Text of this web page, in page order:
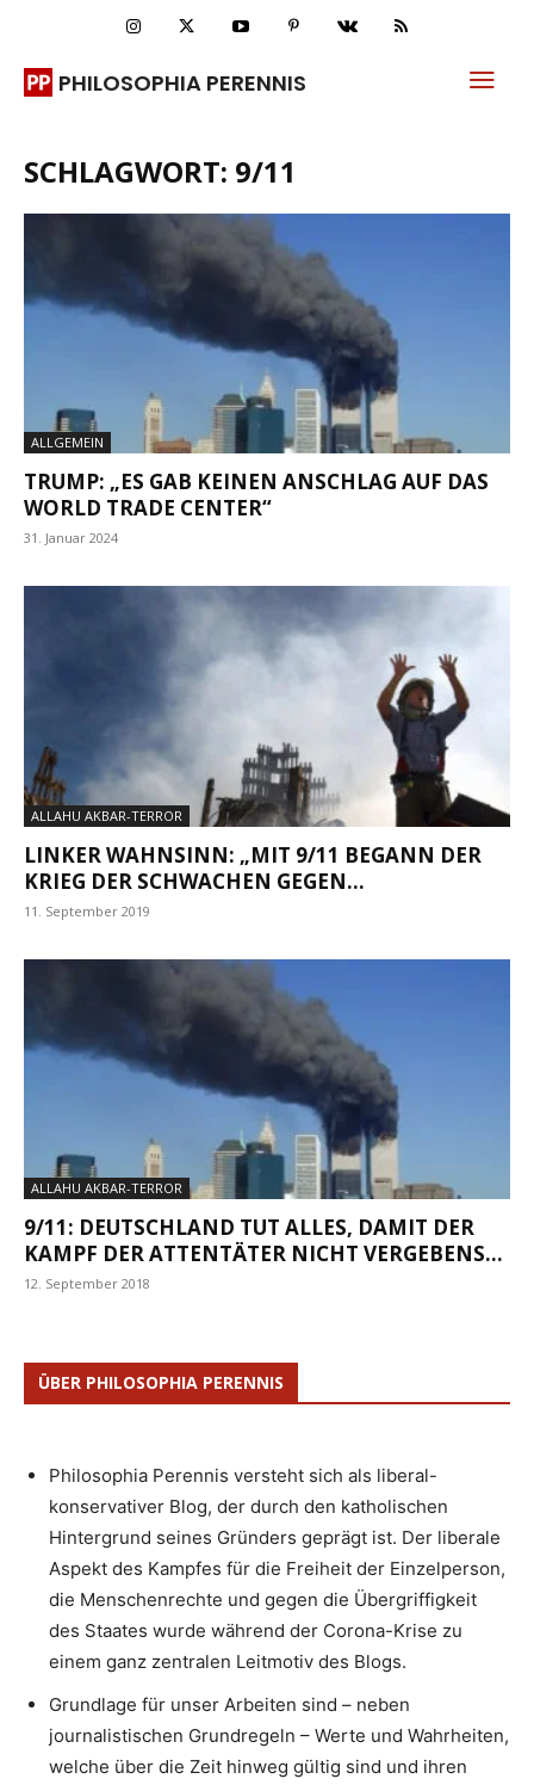
PHILOSOPHIA PERENNIS
SCHLAGWORT: 9/11
ALLGEMEIN
TRUMP: „ES GAB KEINEN ANSCHLAG AUF DAS
WORLD TRADE CENTER“
31. Januar 2024
ALLAHU AKBAR-TERROR
LINKER WAHNSINN: „MIT 9/11 BEGANN DER
KRIEG DER SCHWACHEN GEGEN...
11. September 2019
ALLAHU AKBAR-TERROR
9/11: DEUTSCHLAND TUT ALLES, DAMIT DER
KAMPF DER ATTENTÄTER NICHT VERGEBENS...
12. September 2018
ÜBER PHILOSOPHIA PERENNIS
Philosophia Perennis versteht sich als liberal-
konservativer Blog, der durch den katholischen
Hintergrund seines Gründers geprägt ist. Der liberale
Aspekt des Kampfes für die Freiheit der Einzelperson,
die Menschenrechte und gegen die Übergriffigkeit
des Staates wurde während der Corona-Krise zu
einem ganz zentralen Leitmotiv des Blogs.
Grundlage für unser Arbeiten sind – neben
journalistischen Grundregeln – Werte und Wahrheiten,
welche über die Zeit hinweg gültig sind und ihren